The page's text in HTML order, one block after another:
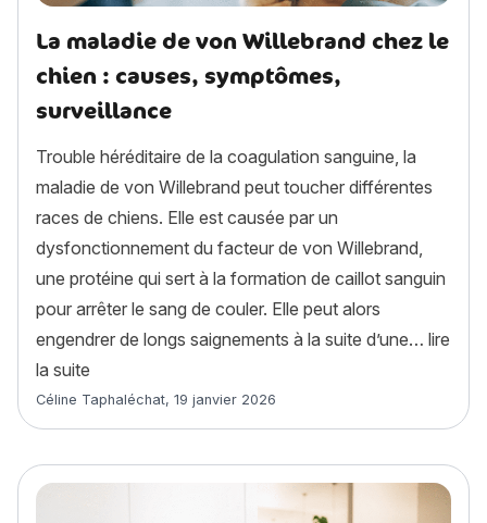
La maladie de von Willebrand chez le
chien : causes, symptômes,
surveillance
Trouble héréditaire de la coagulation sanguine, la
maladie de von Willebrand peut toucher différentes
races de chiens. Elle est causée par un
dysfonctionnement du facteur de von Willebrand,
une protéine qui sert à la formation de caillot sanguin
pour arrêter le sang de couler. Elle peut alors
engendrer de longs saignements à la suite d’une… lire
la suite
Article rédigé par
Céline Taphaléchat, 19 janvier 2026